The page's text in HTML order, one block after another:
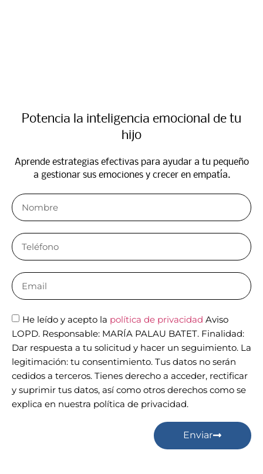
Potencia la inteligencia emocional de tu
hijo
Aprende estrategias efectivas para ayudar a tu pequeño
a gestionar sus emociones y crecer en empatía.
He leído y acepto la política de privacidad Aviso
LOPD. Responsable: MARÍA PALAU BATET. Finalidad:
Dar respuesta a tu solicitud y hacer un seguimiento. La
legitimación: tu consentimiento. Tus datos no serán
cedidos a terceros. Tienes derecho a acceder, rectificar
y suprimir tus datos, así como otros derechos como se
explica en nuestra política de privacidad.
Enviar